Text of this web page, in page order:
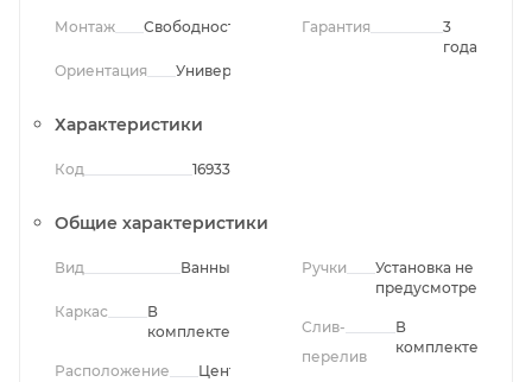
Монтаж Свободностоящий
Ориентация Универсальная
Гарантия
3
года
Характеристики
Код 16933
Общие характеристики
Вид Ванны
Каркас
В
комплекте
Расположение
Центральное
Ручки
Установка не
предусмотрена
Слив-
перелив
В
комплекте